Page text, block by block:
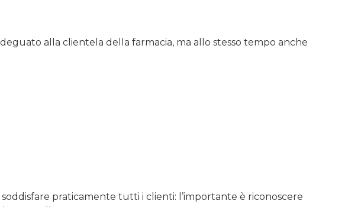
alla clientela della farmacia, ma allo stesso tempo anche
praticamente tutti i clienti: l’importante è riconoscere